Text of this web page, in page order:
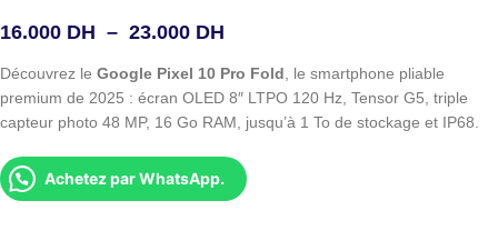
16.000 DH – 23.000 DH
Découvrez le Google Pixel 10 Pro Fold, le smartphone pliable
premium de 2025 : écran OLED 8″ LTPO 120 Hz, Tensor G5, triple
capteur photo 48 MP, 16 Go RAM, jusqu’à 1 To de stockage et IP68.
Achetez par WhatsApp.